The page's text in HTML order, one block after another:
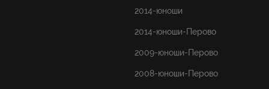
2014-юноши
2014-юноши-Перово
2009-юноши-Перово
2008-юноши-Перово